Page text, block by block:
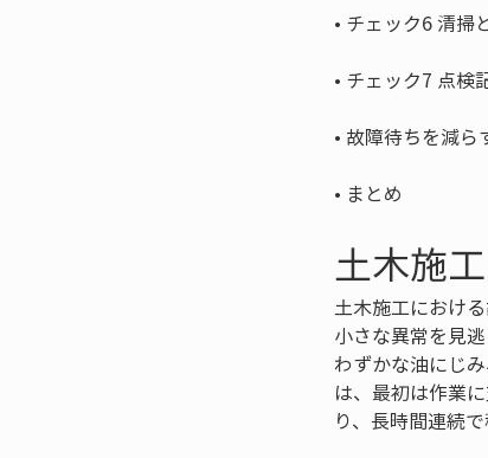
•
•
•
• まとめ
土木施
土木施工におけ
小さな異常を見
わずかな油にじ
は、最初は作業
り、長時間連続